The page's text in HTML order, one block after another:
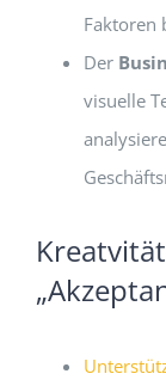
Faktoren
Der
visuelle